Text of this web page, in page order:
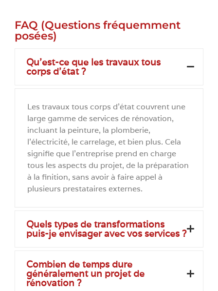
FAQ (Questions fréquemment
posées)
Qu'est-ce que les travaux tous
corps d’état ?
Les travaux tous corps d’état couvrent une
large gamme de services de rénovation,
incluant la peinture, la plomberie,
l’électricité, le carrelage, et bien plus. Cela
signifie que l’entreprise prend en charge
tous les aspects du projet, de la préparation
à la finition, sans avoir à faire appel à
plusieurs prestataires externes.
Quels types de transformations
puis-je envisager avec vos services ?
Combien de temps dure
généralement un projet de
rénovation ?